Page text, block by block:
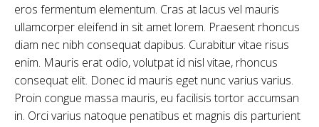
eros fermentum elementum. Cras at lacus vel mauris
ullamcorper eleifend in sit amet lorem. Praesent rhoncus
diam nec nibh consequat dapibus. Curabitur vitae risus
enim. Mauris erat odio, volutpat id nisl vitae, rhoncus
consequat elit. Donec id mauris eget nunc varius varius.
Proin congue massa mauris, eu facilisis tortor accumsan
in. Orci varius natoque penatibus et magnis dis parturient